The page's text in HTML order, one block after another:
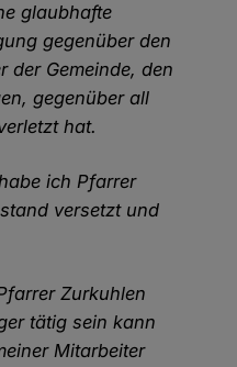
glaubhafte
gegenüber den
der Gemeinde, den
gegenüber all
hat.
ich Pfarrer
versetzt und
Zurkuhlen
tätig sein kann
Mitarbeiter